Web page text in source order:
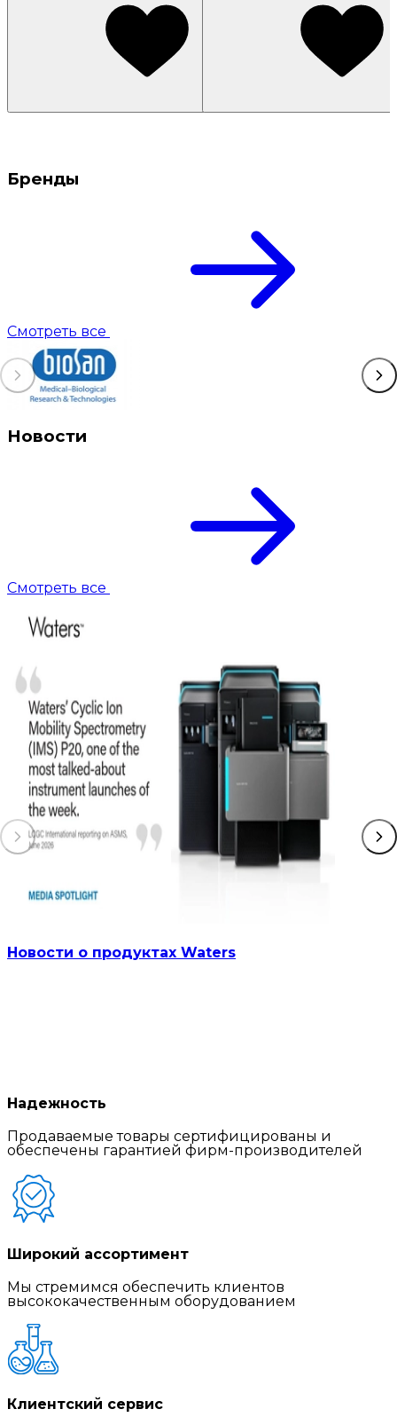
Бренды
Смотреть все
Новости
Смотреть все
Новости о продуктах Waters
Надежность
Продаваемые товары сертифицированы и
обеспечены гарантией фирм-производителей
Широкий ассортимент
Мы стремимся обеспечить клиентов
высококачественным оборудованием
Клиентский сервис